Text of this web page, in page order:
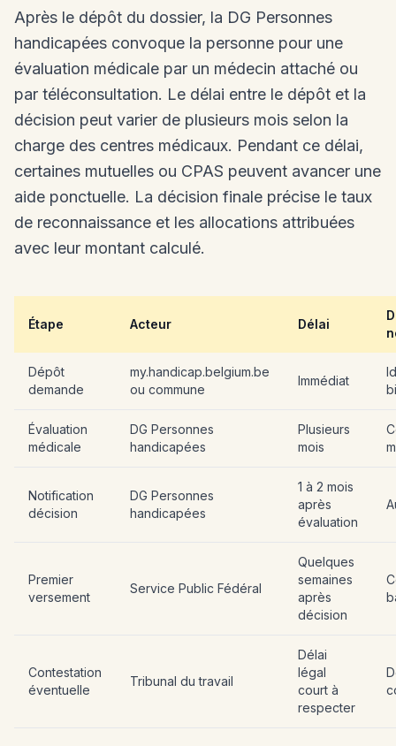
Après le dépôt du dossier, la DG Personnes
handicapées convoque la personne pour une
évaluation médicale par un médecin attaché ou
par téléconsultation. Le délai entre le dépôt et la
décision peut varier de plusieurs mois selon la
charge des centres médicaux. Pendant ce délai,
certaines mutuelles ou CPAS peuvent avancer une
aide ponctuelle. La décision finale précise le taux
de reconnaissance et les allocations attribuées
avec leur montant calculé.
Étape Acteur Délai
Dépôt
demande
my.handicap.belgium.be
ou commune
Immédiat
Évaluation
médicale
DG Personnes
handicapées
Plusieurs
mois
Notification
décision
DG Personnes
handicapées
1 à 2 mois
après
évaluation
Premier
versement
Service Public Fédéral
Quelques
semaines
après
décision
Contestation
éventuelle
Tribunal du travail
Délai
légal
court à
respecter